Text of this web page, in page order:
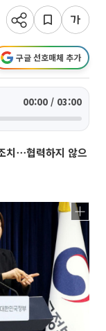
구글 선호매체 추가
00:00 / 03:00
치⋯협력하지 않으